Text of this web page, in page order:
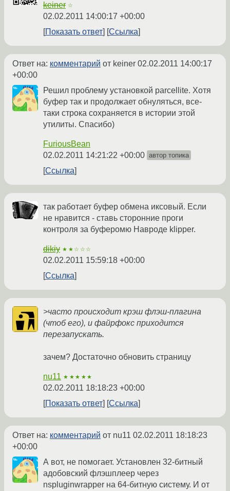
keiner ☆
02.02.2011 14:00:17 +00:00
Показать ответ
Ссылка
Ответ на: комментарий от keiner 02.02.2011 14:00:17
+00:00
Решил проблему установкой parcellite. Хотя
буфер так и продолжает обнуляться, все-
таки строка сохраняется в истории этой
утилиты. Спасибо)
FuriousBean
02.02.2011 14:21:22 +00:00 автор топика
Ссылка
так работает буфер обмена иксовый. Если
не нравится - ставь сторонние проги
контроля за буферомю Навроде klipper.
dikiy ★★☆☆☆
02.02.2011 15:59:18 +00:00
Ссылка
>часто происходит крэш флэш-плагина
(чтоб его), и файрфокс приходится
перезапускать.
зачем? Достаточно обновить страницу
nu11 ★★★★★
02.02.2011 18:18:23 +00:00
Показать ответ
Ссылка
Ответ на: комментарий от nu11 02.02.2011 18:18:23
+00:00
А вот, не помогает. Установлен 32-битный
адобовский флэшплеер через
nspluginwrapper на 64-битную систему. И от